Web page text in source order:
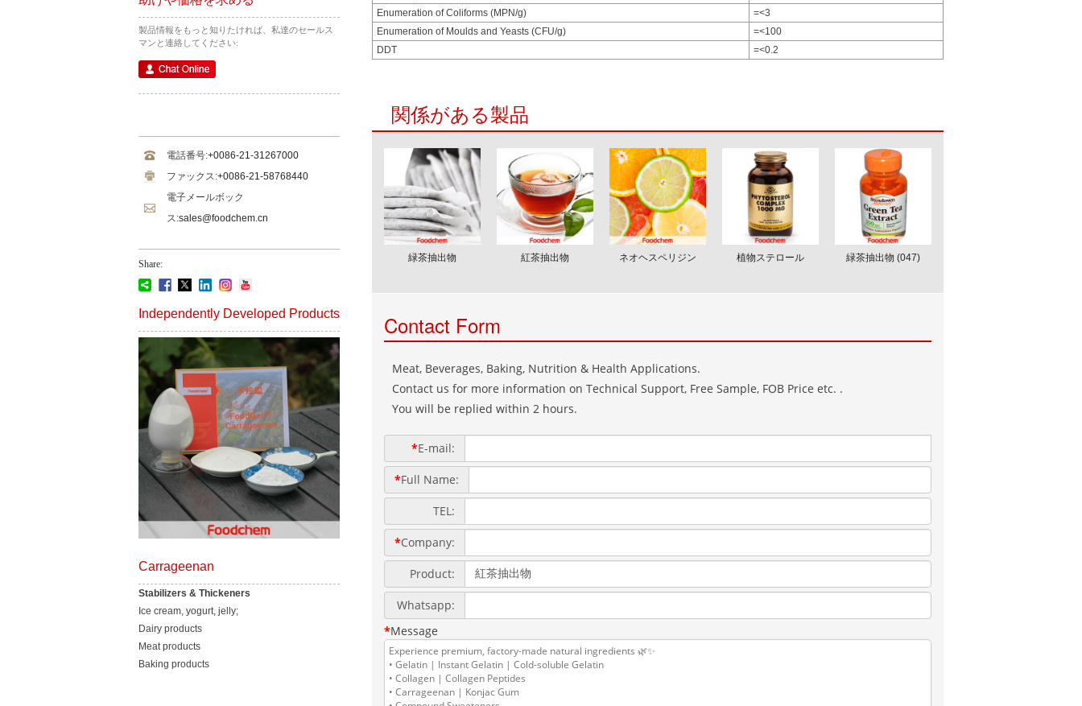
製品情報をもっと知りたければ、私達のセールス
マンと連絡してください:
電話番号:+0086-21-31267000
ファックス:+0086-21-58768440
電子メールボック
ス:sales@foodchem.cn
Share:
Independently Developed Products
Carrageenan
Stabilizers & Thickeners
Ice cream, yogurt, jelly;
Dairy products
Meat products
Baking products
Enumeration of Coliforms (MPN/g)
=<3
Enumeration of Moulds and Yeasts (CFU/g)
=<100
DDT
=<0.2
関係がある製品
緑茶抽出物 紅茶抽出物 ネオヘスペリジン 植物ステロール 緑茶抽出物 (047)